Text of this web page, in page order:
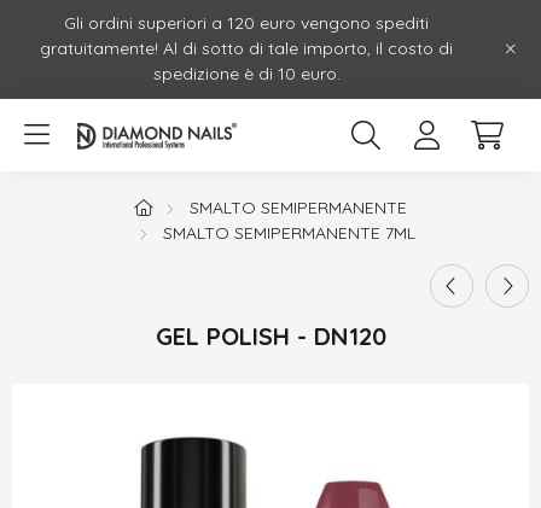
Gli ordini superiori a 120 euro vengono spediti
gratuitamente! Al di sotto di tale importo, il costo di
spedizione è di 10 euro.
SMALTO SEMIPERMANENTE
SMALTO SEMIPERMANENTE 7ML
GEL POLISH - DN120